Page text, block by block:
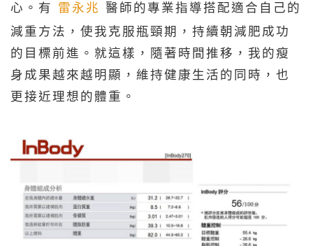
心。有 雷永兆 醫師的專業指導搭配適合自己的
減重方法，使我克服瓶頸期，持續朝減肥成功
的目標前進。就這樣，隨著時間推移，我的瘦
身成果越來越明顯，維持健康生活的同時，也
更接近理想的體重。